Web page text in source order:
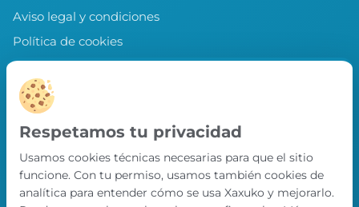
Aviso legal y condiciones
Política de cookies
Política de privacidad
Preferencias de cookies
LLEVA XAXUKO CONTIGO
Chollos, misiones y recompensas desde
nuestra APP.
PRÓXIMAMENTE EN
App Store
Respetamos tu privacidad
Usamos cookies técnicas necesarias para que el sitio
funcione. Con tu permiso, usamos también cookies de
analítica para entender cómo se usa Xaxuko y mejorarlo.